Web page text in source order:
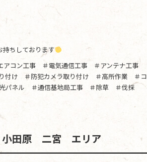
持ちしております
コン工事 ＃電気通信工事 ＃アンテナ工事
付け ＃防犯カメラ取り付け ＃高所作業 ＃コ
パネル ＃通信基地局工事 ＃除草 ＃伐採
田原 二宮 エリア